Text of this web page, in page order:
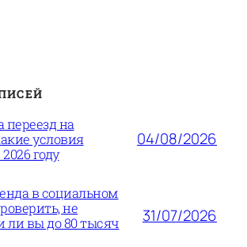
переезд на
условия
году
04/08/2026
в социальном
не
ли вы до 80 тысяч
31/07/2026